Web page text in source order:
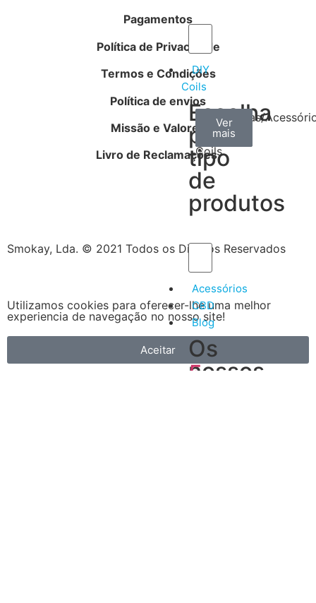
DIY
Coils
Escolha
por
tipo
de
produtos
Arame
Coils
Ver
mais
Algodão
Ver
mais
Ferramentas/
Ver
mais
Acessórios
CBD
Blog
Os
nossos
5
Pagamentos
Política de Privacidade
Termos e Condições
Política de envios
Missão e Valores
Livro de Reclamações
Smokay, Lda. © 2021 Todos os Direitos Reservados
Utilizamos cookies para oferecer-lhe uma melhor
experiencia de navegação no nosso site!
Aceitar